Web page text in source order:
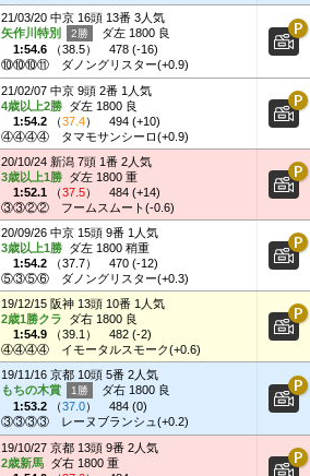
21/03/20 中京 16頭 13番 3人気
矢作川特別
ダ左 1800 良
1:54.6 （38.5）
478 (-16)
⑩⑩⑩⑪
ダノングリスター(+0.9)
21/02/07 中京 9頭 2番 1人気
4歳以上2勝 ダ左 1800 良
1:54.2 （37.4）
494 (+10)
④④④④
タマモサンシーロ(+0.9)
20/10/24 新潟 7頭 1番 2人気
3歳以上1勝 ダ左 1800 重
1:52.1 （37.5）
484 (+14)
③③②②
フームスムート(-0.6)
20/09/26 中京 15頭 9番 1人気
3歳以上1勝 ダ左 1800 稍重
1:54.2 （37.7）
470 (-12)
⑤③⑤⑥
ダノングリスター(+0.3)
19/12/15 阪神 13頭 10番 1人気
2歳1勝クラ
ダ右 1800 良
1:54.9 （39.1 ）
482 (-2)
④④④④
イモータルスモーク(+0.6)
19/11/16 京都 10頭 5番 2人気
もちの木賞
ダ右 1800 良
1:53.2 （37.0）
484 (0)
③③③③
レーヌブランシュ(+0.2)
19/10/27 京都 13頭 9番 2人気
2歳新馬 ダ右 1800 重